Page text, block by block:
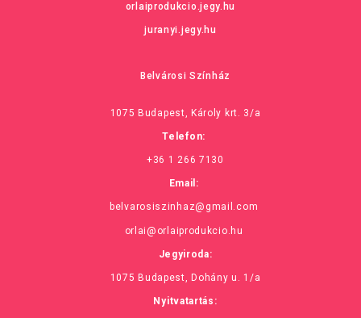
orlaiprodukcio.jegy.hu
juranyi.jegy.hu
Belvárosi Színház
1075 Budapest, Károly krt. 3/a
Telefon:
+36 1 266 7130
Email:
belvarosiszinhaz@gmail.com
orlai@orlaiprodukcio.hu
Jegyiroda:
1075 Budapest, Dohány u. 1/a
Nyitvatartás: